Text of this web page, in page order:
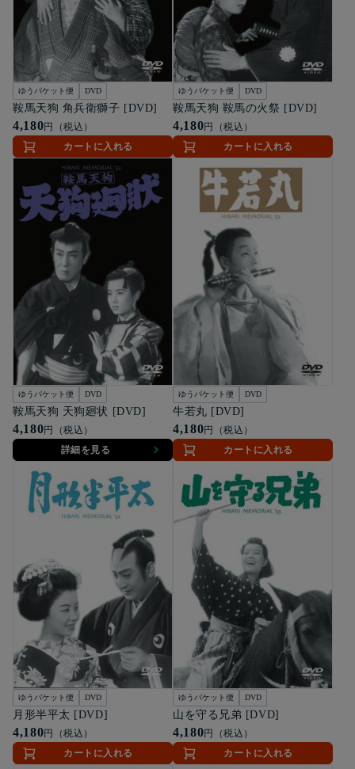
ゆうパケット便 DVD
鞍馬天狗 角兵衛獅子 [DVD]
4,180円（税込）
カートに入れる
ゆうパケット便 DVD
鞍馬天狗 鞍馬の火祭 [DVD]
4,180円（税込）
カートに入れる
ゆうパケット便 DVD
鞍馬天狗 天狗廻状 [DVD]
4,180円（税込）
詳細を見る
ゆうパケット便 DVD
牛若丸 [DVD]
4,180円（税込）
カートに入れる
ゆうパケット便 DVD
月形半平太 [DVD]
4,180円（税込）
カートに入れる
ゆうパケット便 DVD
山を守る兄弟 [DVD]
4,180円（税込）
カートに入れる